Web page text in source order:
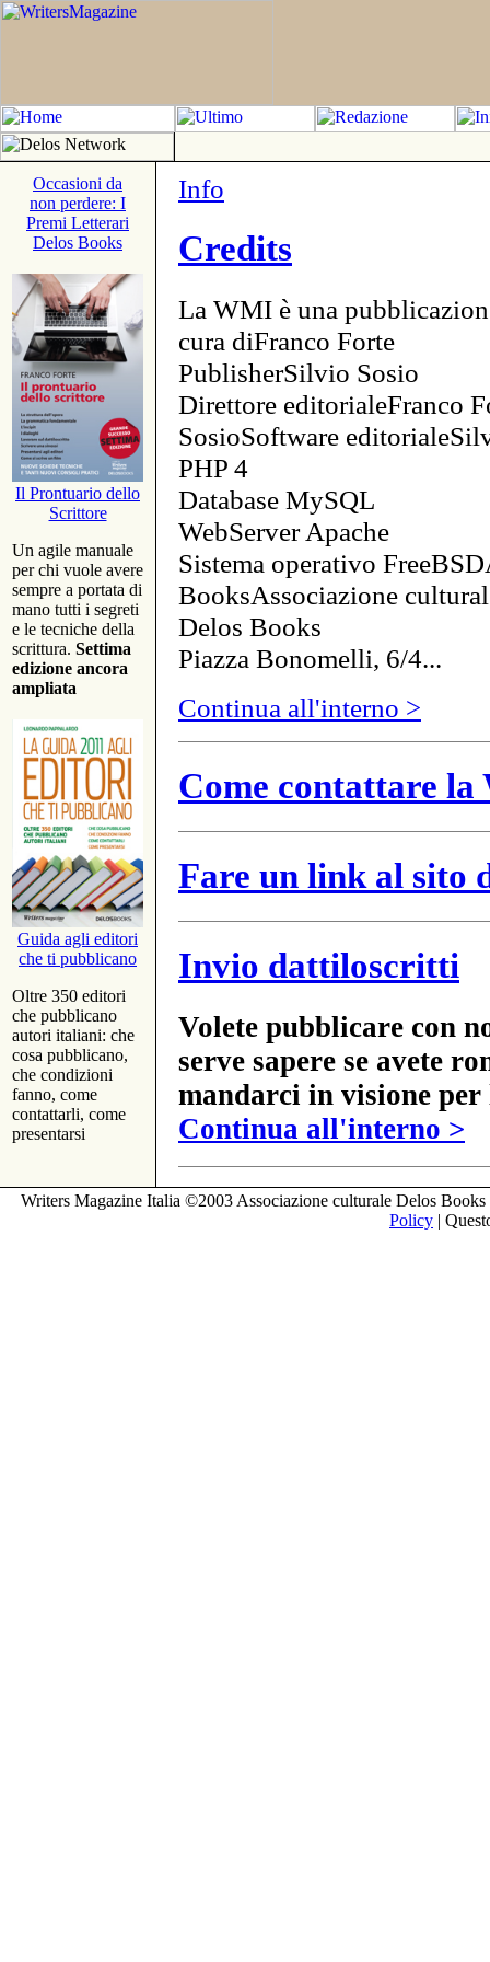
Occasioni da
non perdere: I
Premi Letterari
Delos Books
Il Prontuario dello
Scrittore
Un agile manuale
per chi vuole avere
sempre a portata di
mano tutti i segreti
e le tecniche della
scrittura. Settima
edizione ancora
ampliata
Guida agli editori
che ti pubblicano
Oltre 350 editori
che pubblicano
autori italiani: che
cosa pubblicano,
che condizioni
fanno, come
contattarli, come
presentarsi
Info
Credits
La WMI è una
cura diFranco Forte
PublisherSilvio Sosio
Direttore editorialeFranco
SosioSoftware
PHP 4
Database MySQL
WebServer Apache
Sistema operativo
BooksAssociazione
Delos Books
Piazza Bonomelli, 6/4...
Continua all'interno >
Come contattare
Fare un link al sito
Invio dattiloscritti
Volete pubblicare con
serve sapere se avete
mandarci in visione
Continua all'interno >
Writers Magazine Italia ©2003 Associazione culturale Delos
Policy |